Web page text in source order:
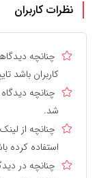
نظرات کاربران
چنانچه
کاربران باشد
چنانچه
شد.
چنانچه از
استفاده کرده
چنانچه در